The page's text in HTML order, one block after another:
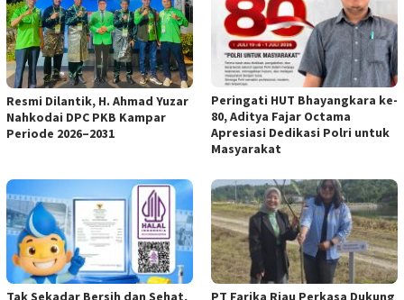
Resmi Dilantik, H. Ahmad Yuzar
Nahkodai DPC PKB Kampar
Periode 2026–2031
Peringati HUT Bhayangkara ke-
80, Aditya Fajar Octama
Apresiasi Dedikasi Polri untuk
Masyarakat
Tak Sekadar Bersih dan Sehat,
PT Farika Riau Perkasa Dukung